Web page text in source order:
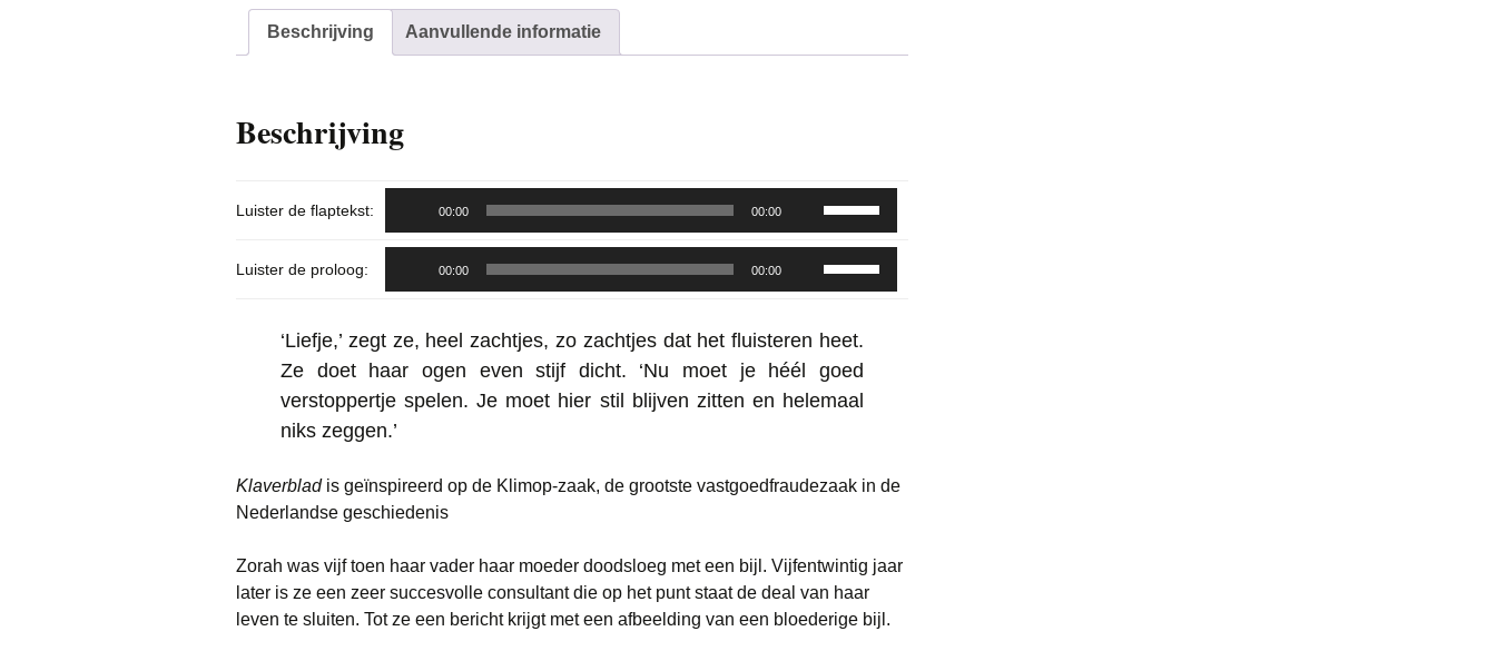
Beschrijving Aanvullende informatie
Beschrijving
Luister de flaptekst: 00:00 00:00
Gebruik
Omhoog/Omlaag
pijltoetsen
om
te
Luister de proloog: 00:00 00:00
Gebruik
Omhoog/Omlaag
het
verhogen
verlagen.
‘Liefje,’ zegt ze, heel zachtjes, zo zachtjes dat het fluisteren heet.
Ze doet haar ogen even stijf dicht. ‘Nu moet je héél goed
verstoppertje spelen. Je moet hier stil blijven zitten en helemaal
niks zeggen.’
Klaverbladis geïnspireerd op de Klimop-zaak, de grootste vastgoedfraudezaak in de
Nederlandse geschiedenis
Zorah was vijf toen haar vader haar moeder doodsloeg met een bijl. Vijfentwintig jaar
later is ze een zeer succesvolle consultant die op het punt staat de deal van haar
leven te sluiten. Tot ze een bericht krijgt met een afbeelding van een bloederige bijl.